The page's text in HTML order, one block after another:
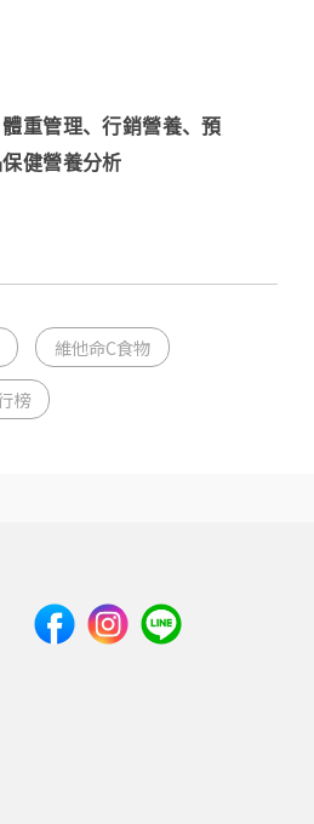
重管理、行銷營養、預
健營養分析
維他命C食物
榜